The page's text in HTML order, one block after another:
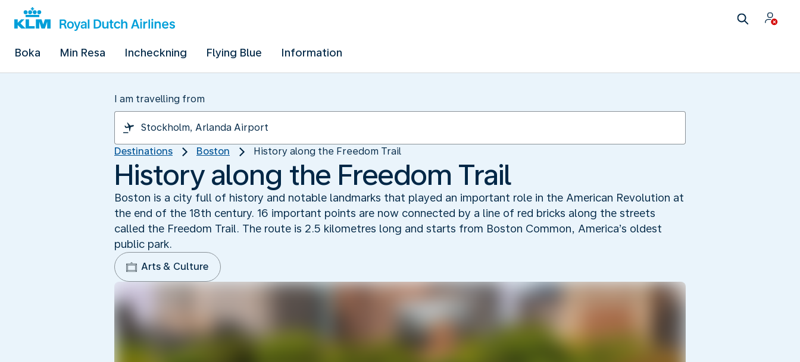
Boka Min Resa Incheckning Flying Blue Information
I am travelling from
Destinations Boston History along the Freedom Trail
History along the Freedom Trail
Boston is a city full of history and notable landmarks that played an important role in the American Revolution at
the end of the 18th century. 16 important points are now connected by a line of red bricks along the streets
called the Freedom Trail. The route is 2.5 kilometres long and starts from Boston Common, America’s oldest
public park.
Arts & Culture